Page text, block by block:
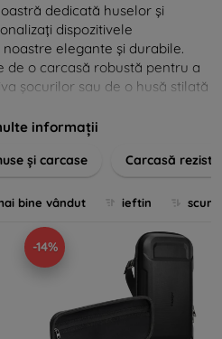
dedicată huselor și
dispozitivele
elegante și durabile.
de o carcasă robustă pentru a
șocurilor sau de o husă stilată
dvs. Descoperiți varietatea
să ofere nu doar protecție, ci și
informații
și carcase Carcasă
bine vândut ieftin
-14%